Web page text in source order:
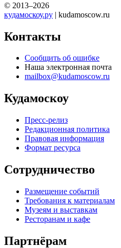
© 2013–2026
кудамоскоу.ру | kudamoscow.ru
Контакты
Сообщить об ошибке
Наша электронная почта
mailbox@kudamoscow.ru
Кудамоскоу
Пресс-релиз
Редакционная политика
Правовая информация
Формат ресурса
Сотрудничество
Размещение событий
Требования к материалам
Музеям и выставкам
Ресторанам и кафе
Партнёрам